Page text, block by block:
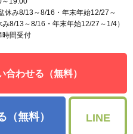
休み8/13～8/16・年末年始12/27～
8/13～8/16・年末年始12/27～1/4）
時間受付
合わせる（無料）
（無料） LINE